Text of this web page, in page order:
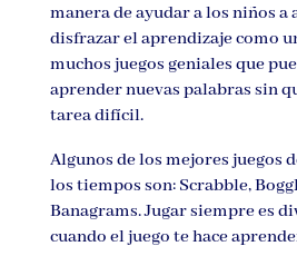
manera de ayudar a los niños a
disfrazar el aprendizaje como
muchos juegos geniales que
aprender nuevas palabras sin
tarea difícil.
Algunos de los mejores juegos
los tiempos son: Scrabble,
Banagrams. Jugar siempre es
cuando el juego te hace